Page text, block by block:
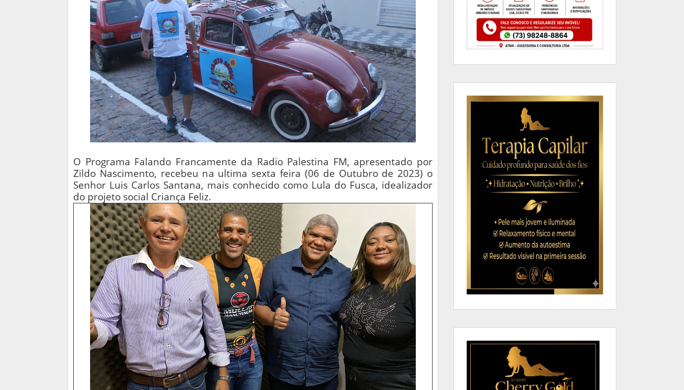
O Programa Falando Francamente da Radio Palestina FM, apresentado por
Zildo Nascimento, recebeu na ultima sexta feira (06 de Outubro de 2023) o
Senhor Luis Carlos Santana, mais conhecido como Lula do Fusca, idealizador
do projeto social Criança Feliz.